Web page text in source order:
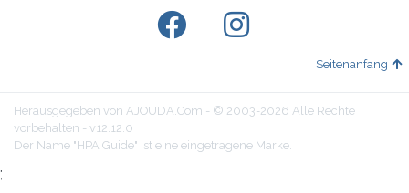
Seitenanfang
Herausgegeben von AJOUDA.Com - © 2003-2026 Alle Rechte
vorbehalten - v12.12.0
Der Name "HPA Guide" ist eine eingetragene Marke.
;